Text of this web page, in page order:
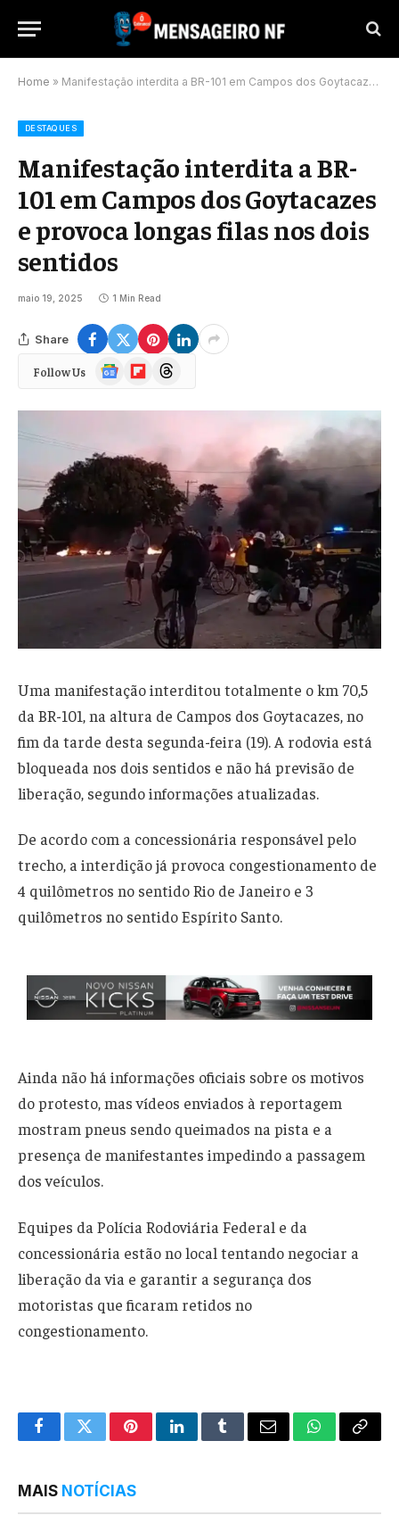
Home » Manifestação interdita a BR-101 em Campos dos Goytacazes e provoca longas filas nos dois sentidos
DESTAQUES
Manifestação interdita a BR-
101 em Campos dos Goytacazes
e provoca longas filas nos dois
sentidos
maio 19, 2025 1 Min Read
Share
Follow Us
Google
News
FlipboardThreads
Uma manifestação interditou totalmente o km 70,5
da BR-101, na altura de Campos dos Goytacazes, no
fim da tarde desta segunda-feira (19). A rodovia está
bloqueada nos dois sentidos e não há previsão de
liberação, segundo informações atualizadas.
De acordo com a concessionária responsável pelo
trecho, a interdição já provoca congestionamento de
4 quilômetros no sentido Rio de Janeiro e 3
quilômetros no sentido Espírito Santo.
Ainda não há informações oficiais sobre os motivos
do protesto, mas vídeos enviados à reportagem
mostram pneus sendo queimados na pista e a
presença de manifestantes impedindo a passagem
dos veículos.
Equipes da Polícia Rodoviária Federal e da
concessionária estão no local tentando negociar a
liberação da via e garantir a segurança dos
motoristas que ficaram retidos no
congestionamento.
FacebookTwitterPinterestLinkedInTumblrEmail WhatsApp
Copy
MAIS NOTÍCIAS